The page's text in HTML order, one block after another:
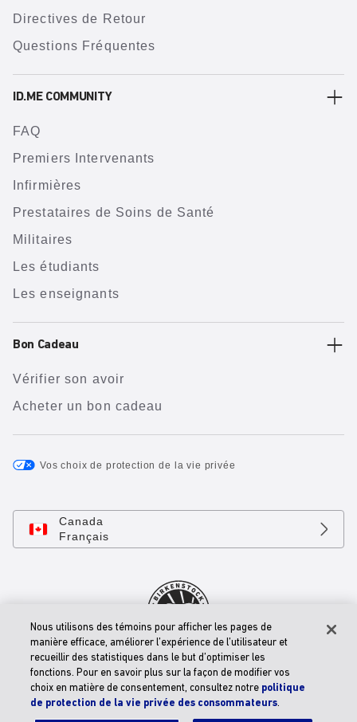
Directives de Retour
Questions Fréquentes
ID.ME COMMUNITY
FAQ
Premiers Intervenants
Infirmières
Prestataires de Soins de Santé
Militaires
Les étudiants
Les enseignants
Bon Cadeau
Vérifier son avoir
Acheter un bon cadeau
Vos choix de protection de la vie privée
Canada
Français
© 2026 BIRKENSTOCK Digital GMBH
Énoncé D’accessibilité
Nous utilisons des témoins pour afficher les pages de
manière efficace, améliorer l’expérience de l’utilisateur et
recueillir des statistiques dans le but d’optimiser les
fonctions. Pour en savoir plus sur la façon de modifier vos
choix en matière de consentement, consultez notre politique
de protection de la vie privée des consommateurs.